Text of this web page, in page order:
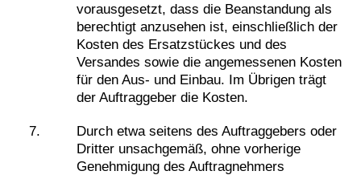
vorausgesetzt, dass die Beanstandung als
berechtigt anzusehen ist, einschließlich der
Kosten des Ersatzstückes und des
Versandes sowie die angemessenen Kosten
für den Aus- und Einbau. Im Übrigen trägt
der Auftraggeber die Kosten.
Durch etwa seitens des Auftraggebers oder
Dritter unsachgemäß, ohne vorherige
Genehmigung des Auftragnehmers